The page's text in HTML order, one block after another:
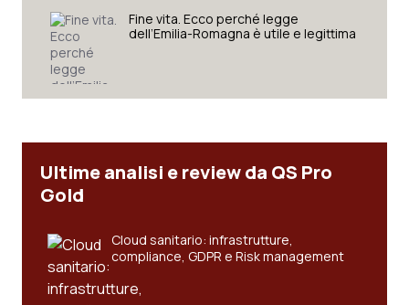
Fine vita. Ecco perché legge
dell’Emilia-Romagna è utile e legittima
Ultime analisi e review da QS Pro
Gold
Cloud sanitario: infrastrutture,
compliance, GDPR e Risk management